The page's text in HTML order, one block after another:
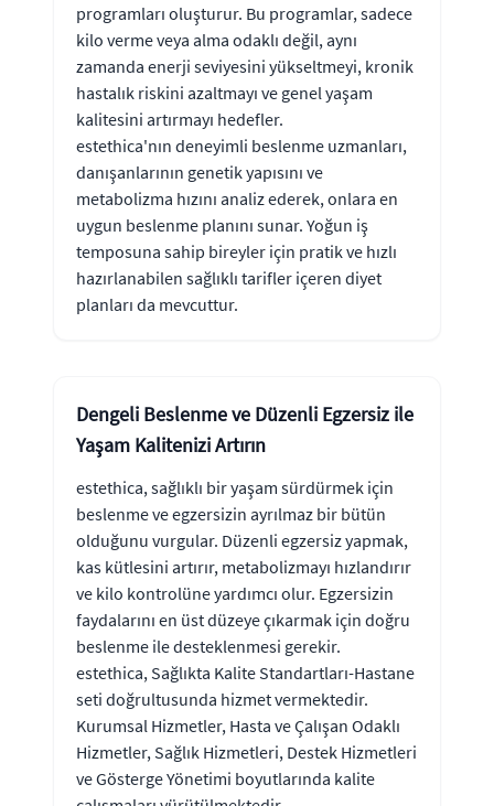
programları oluşturur. Bu programlar, sadece
kilo verme veya alma odaklı değil, aynı
zamanda enerji seviyesini yükseltmeyi, kronik
hastalık riskini azaltmayı ve genel yaşam
kalitesini artırmayı hedefler.
estethica'nın deneyimli beslenme uzmanları,
danışanlarının genetik yapısını ve
metabolizma hızını analiz ederek, onlara en
uygun beslenme planını sunar. Yoğun iş
temposuna sahip bireyler için pratik ve hızlı
hazırlanabilen sağlıklı tarifler içeren diyet
planları da mevcuttur.
Dengeli Beslenme ve Düzenli Egzersiz ile
Yaşam Kalitenizi Artırın
estethica, sağlıklı bir yaşam sürdürmek için
beslenme ve egzersizin ayrılmaz bir bütün
olduğunu vurgular. Düzenli egzersiz yapmak,
kas kütlesini artırır, metabolizmayı hızlandırır
ve kilo kontrolüne yardımcı olur. Egzersizin
faydalarını en üst düzeye çıkarmak için doğru
beslenme ile desteklenmesi gerekir.
estethica, Sağlıkta Kalite Standartları-Hastane
seti doğrultusunda hizmet vermektedir.
Kurumsal Hizmetler, Hasta ve Çalışan Odaklı
Hizmetler, Sağlık Hizmetleri, Destek Hizmetleri
ve Gösterge Yönetimi boyutlarında kalite